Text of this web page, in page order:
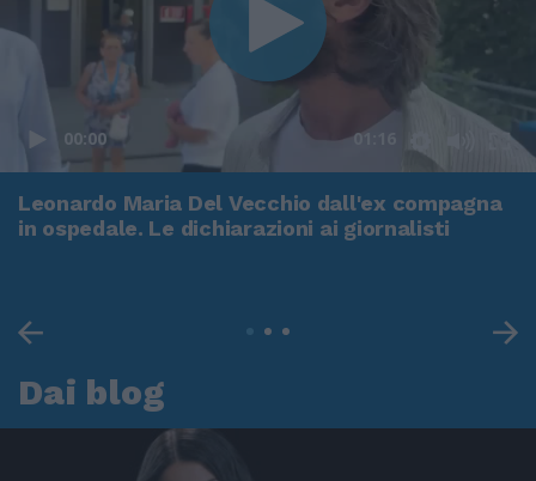
00:00 01:16
Leonardo Maria Del Vecchio dall'ex compagna
in ospedale. Le dichiarazioni ai giornalisti
Dai blog